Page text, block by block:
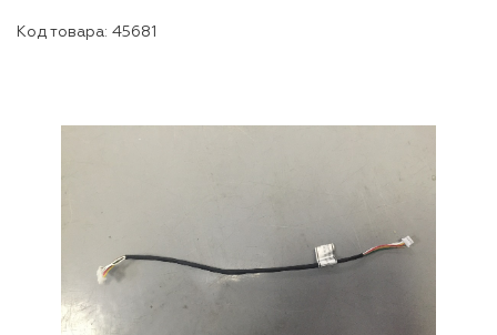
Код товара: 45681